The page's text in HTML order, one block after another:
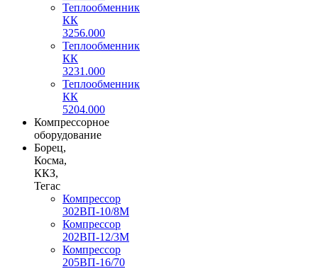
Теплообменник
КК
3256.000
Теплообменник
КК
3231.000
Теплообменник
КК
5204.000
Компрессорное
оборудование
Борец,
Косма,
ККЗ,
Тегас
Компрессор
302ВП-10/8М
Компрессор
202ВП-12/3М
Компрессор
205ВП-16/70